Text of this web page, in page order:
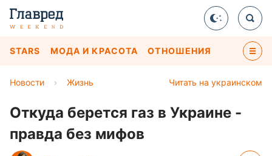
STARS МОДА И КРАСОТА ОТНОШЕНИЯ
Читать на украинском
Новости › Жизнь
Откуда берется газ в Украине -
правда без мифов